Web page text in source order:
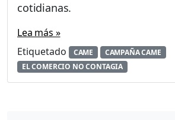
cotidianas.
Lea más »
Etiquetado
CAME
CAMPAÑA CAME
EL COMERCIO NO CONTAGIA